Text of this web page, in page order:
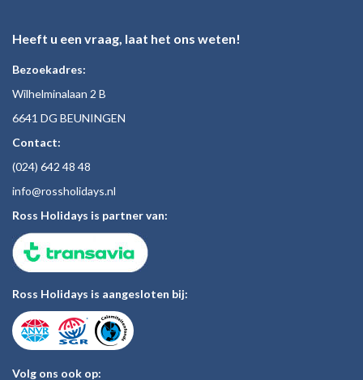
Heeft u een vraag, laat het ons weten!
Bezoekadres:
Wilhelminalaan 2 B
6641 DG BEUNINGEN
Contact:
(024) 642 48 48
info@rossholidays.nl
Ross Holidays is partner van:
Ross Holidays is aangesloten bij:
Volg ons ook op: